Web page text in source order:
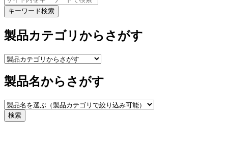
キーワード検索
製品カテゴリからさがす
製品名からさがす
検索